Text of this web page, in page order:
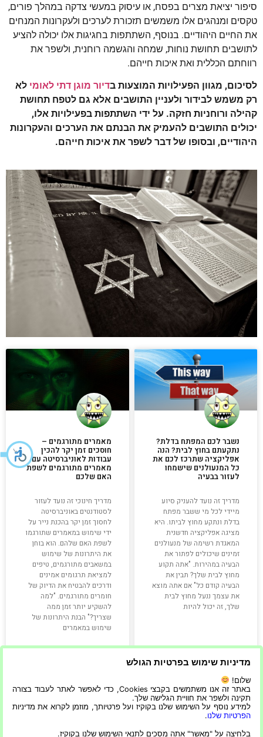
סיפור יציאת מצרים בפסח, או עיסוק במעשי צדקה במהלך פורים,
טקסים ומנהגים אלו משמשים תזכורת לערכים ולעקרונות המנחים
את החיים היהודיים. בנוסף, השתתפות בחגיגות אלו יכולה להציע
לתושבים תחושת נוחות, שמחה והגשמה רוחנית, ולשפר את
רווחתם הכללית ואת איכות חייהם.
לסיכום, מגוון הפעילויות המוצעות בדיור מוגן דתי לאומי לא
רק משמש לבידור ולעניין התושבים אלא גם לטפח תחושת
קהילה ורוחניות חזקה. על ידי השתתפות בפעילויות אלו,
יכולים התושבים להעמיק את הבנתם את הערכים והעקרונות
היהודיים, ובסופו של דבר לשפר את איכות חייהם.
נשבר לכם המפתח בדלת?
נתקעתם בחוץ לבית? הנה
אפליקציה שתרכז לכם את
כל המנעולנים שישמחו
לעזור בבעיה
מדריך זה נועד להעניק סיוע
מיידי לכל מי ששבר מפתח
בדלת ונתקע מחוץ לביתו. היא
מציגה אפליקציה חדשנית
המאגדת רשימה של מנעולנים
זמינים שיכולים לפתור את
הבעיה במהירות. "אתה תקוע
מחוץ לבית שלך? תבין את
הבעיה קודם כל" אם אתה מוצא
את עצמך ננעל מחוץ לבית
שלך, זה יכול להיות
קרא עוד »
23/09/2023
מאמרים מתורגמים –
חוסכים זמן יקר להכין
עבודות לאוניברסיטה עם
מאמרים מתורגמים לשפת
האם שלכם
מדריך חינוכי זה נועד לעזור
לסטודנטים באוניברסיטה
לחסוך זמן יקר בהכנת נייר על
ידי שימוש במאמרים שתורגמו
לשפת האם שלהם. הוא בוחן
את היתרונות של שימוש
במשאבים מתורגמים, טיפים
למציאת תרגומים אמינים
ודרכים להבטיח את הדיוק של
חומרים מתורגמים. "למה
להשקיע יותר זמן ממה
שצריך?" הבנת היתרונות של
שימוש במאמרים
14/09/2023
מדיניות שימוש בפרטיות הגולש
שלום!
באתר זה אנו משתמשים בקבצי Cookies, כדי לאפשר לאתר לעבוד בצורה
תקינה ולשפר את חוויית הגלישה שלך.
למידע נוסף על השימוש שלנו בקוקיז ועל פרטיותך, מוזמן לקרוא את מדיניות
הפרטיות שלנו.
בלחיצה על "מאשר" אתה מסכים לתנאי השימוש שלנו בקוקיז.